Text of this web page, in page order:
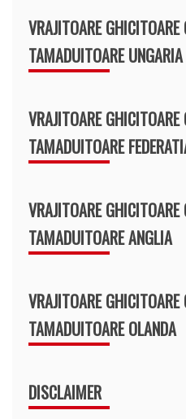
VRAJITOARE GHICITOARE
TAMADUITOARE UNGARIA
VRAJITOARE GHICITOARE
TAMADUITOARE
VRAJITOARE GHICITOARE
TAMADUITOARE ANGLIA
VRAJITOARE GHICITOARE
TAMADUITOARE OLANDA
DISCLAIMER